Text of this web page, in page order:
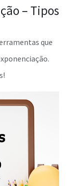
– Tipos
que